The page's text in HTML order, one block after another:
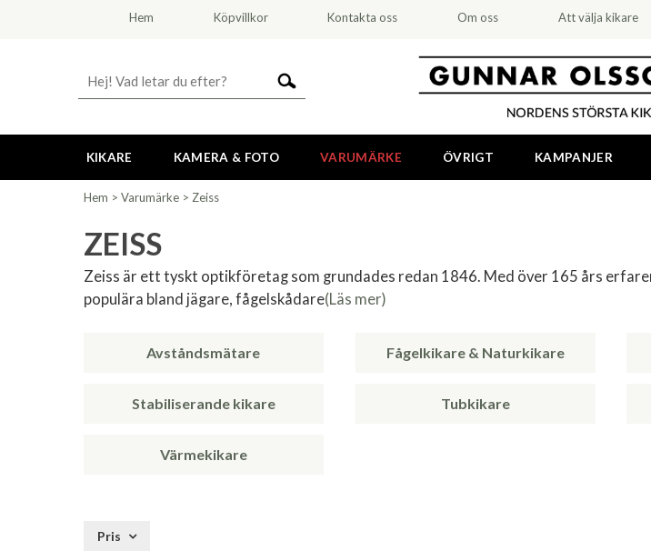
Hem Köpvillkor Kontakta oss Om oss Att välja kikare
KIKARE KAMERA & FOTO VARUMÄRKE ÖVRIGT KAMPANJER
Hem > Varumärke > Zeiss
ZEISS
Zeiss är ett tyskt optikföretag som grundades redan 1846. Med över 165 års
populära bland jägare, fågelskådare(Läs mer)
Avståndsmätare Fågelkikare & Naturkikare
Stabiliserande kikare Tubkikare
Värmekikare
Pris